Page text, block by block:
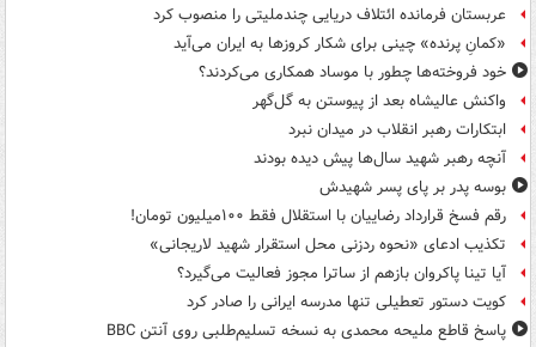
عربستان فرمانده ائتلاف دریایی چندملیتی را منصوب کرد
«کمانِ پرنده» چینی برای شکار کروزها به ایران می‌آید
خود فروخته‌ها چطور با موساد همکاری می‌کردند؟
واکنش عالیشاه بعد از پیوستن به گل‌گهر
ابتکارات رهبر انقلاب در میدان نبرد
آنچه رهبر شهید سال‌ها پیش دیده بودند
بوسه‌ پدر بر پای پسر شهیدش
رقم فسخ قرارداد رضاییان با استقلال فقط ۱۰۰میلیون تومان!
تکذیب ادعای «نحوه ردزنی محل استقرار شهید لاریجانی»
آیا تینا پاکروان بازهم از ساترا مجوز فعالیت می‌گیرد؟
کویت دستور تعطیلی تنها مدرسه ایرانی را صادر کرد
پاسخ قاطع ملیحه محمدی به نسخه تسلیم‌طلبی روی آنتن BBC